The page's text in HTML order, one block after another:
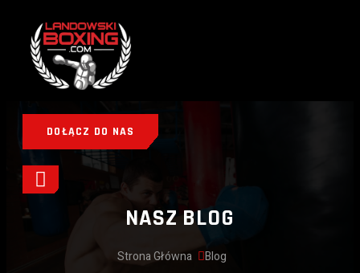
DOŁĄCZ DO NAS
NASZ BLOG
Strona Główna Blog